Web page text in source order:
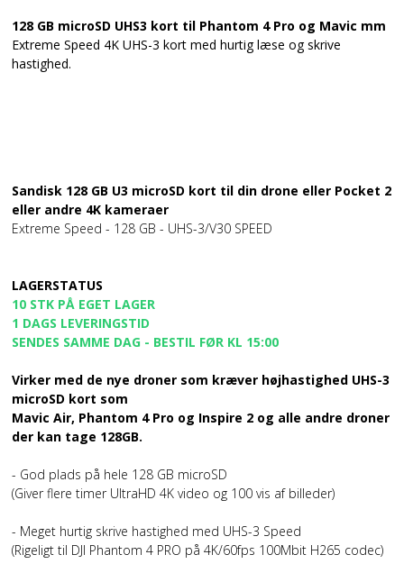
128 GB microSD UHS3 kort til Phantom 4 Pro og Mavic mm
Extreme Speed 4K UHS-3 kort med hurtig læse og skrive
hastighed.
Sandisk 128 GB U3 microSD kort til din drone eller Pocket 2
eller andre 4K kameraer
Extreme Speed - 128 GB - UHS-3/V30 SPEED
LAGERSTATUS
10 STK PÅ EGET LAGER
1 DAGS LEVERINGSTID
SENDES SAMME DAG - BESTIL FØR KL 15:00
Virker med de nye droner som kræver højhastighed UHS-3
microSD kort som
Mavic Air, Phantom 4 Pro og Inspire 2 og alle andre droner
der kan tage 128GB.
- God plads på hele 128 GB microSD
(Giver flere timer UltraHD 4K video og 100 vis af billeder)
- Meget hurtig skrive hastighed med UHS-3 Speed
(Rigeligt til DJI Phantom 4 PRO på 4K/60fps 100Mbit H265 codec)